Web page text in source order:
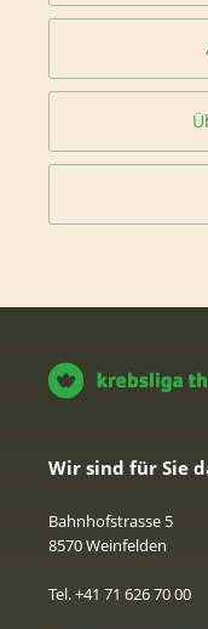
Wir sind für Sie
Bahnhofstrasse 5
8570 Weinfelden
Tel. +41 71 626 70 00